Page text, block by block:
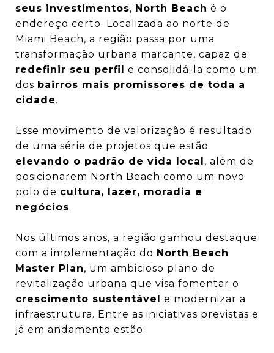
seus investimentos, North Beach é o
endereço certo. Localizada ao norte de
Miami Beach, a região passa por uma
transformação urbana marcante, capaz de
redefinir seu perfil
e consolidá-la como um
dos bairros mais promissores de toda a
cidade.
Esse movimento de valorização é resultado
de uma série de projetos que estão
elevando o padrão de vida local , além de
posicionarem North Beach como um novo
polo de cultura, lazer, moradia e
negócios.
Nos últimos anos, a região ganhou destaque
com a implementação do North Beach
Master Plan, um ambicioso plano de
revitalização urbana que visa fomentar o
crescimento sustentável
e modernizar a
infraestrutura. Entre as iniciativas previstas e
já em andamento estão: